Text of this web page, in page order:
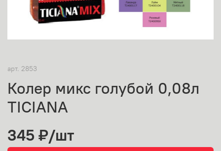
арт. 2853
Колер микс голубой 0,08л
TICIANA
345 ₽/шт